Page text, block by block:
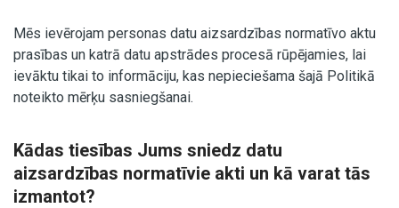
Mēs ievērojam personas datu aizsardzības normatīvo aktu
prasības un katrā datu apstrādes procesā rūpējamies, lai
ievāktu tikai to informāciju, kas nepieciešama šajā Politikā
noteikto mērķu sasniegšanai.
Kādas tiesības Jums sniedz datu
aizsardzības normatīvie akti un kā varat tās
izmantot?